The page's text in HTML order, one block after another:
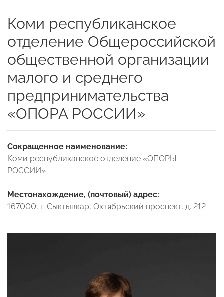
Коми республиканское
отделение Общероссийской
общественной организации
малого и среднего
предпринимательства
«ОПОРА РОССИИ»
Сокращенное наименование:
Коми республиканское отделение «ОПОРЫ
РОССИИ»
Местонахождение, (почтовый) адрес:
167000, г. Сыктывкар, Октябрьский проспект, д. 212